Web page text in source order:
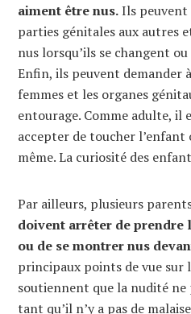
aiment être nus.Ils
parties génitales aux autres
nus lorsqu’ils se changent
Enfin, ils peuvent demander
femmes et les organes
entourage. Comme adulte, il
accepter de toucher l’enfant
même. La curiosité des
Par ailleurs, plusieurs
doivent arrêter de prendre
ou de se montrer nus
principaux points de vue sur
soutiennent que la nudité ne
tant qu’il n’y a pas de